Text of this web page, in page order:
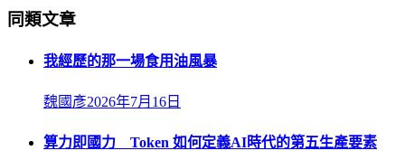
同類文章
我經歷的那一場食用油風暴
魏國彥2026年7月16日
算力即國力 Token 如何定義AI時代的第五生產要素